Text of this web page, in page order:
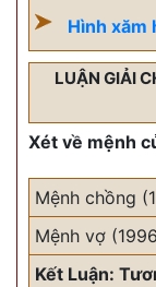
Hình xăm
LUẬN GIẢI
Xét về mệnh
Mệnh chồng
Mệnh vợ
Kết Luận: